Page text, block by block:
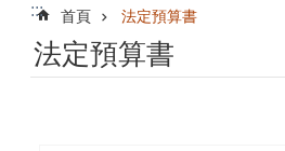
::: 首頁 法定預算書
法定預算書